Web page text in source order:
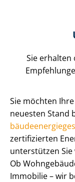
Sie erhalten
Sie möchten
neuesten Stand
zertifizierten
unterstützen Sie
Ob
Immobilie – wir